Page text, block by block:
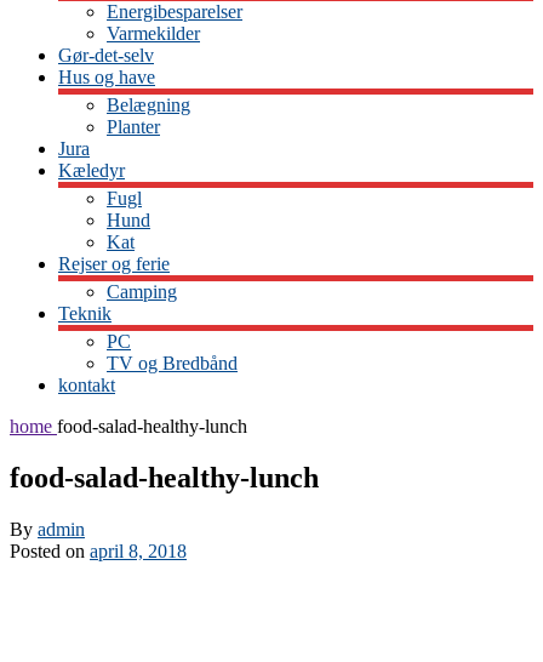
Energibesparelser
Varmekilder
Gør-det-selv
Hus og have
Belægning
Planter
Jura
Kæledyr
Fugl
Hund
Kat
Rejser og ferie
Camping
Teknik
PC
TV og Bredbånd
kontakt
home food-salad-healthy-lunch
food-salad-healthy-lunch
By admin
Posted on april 8, 2018